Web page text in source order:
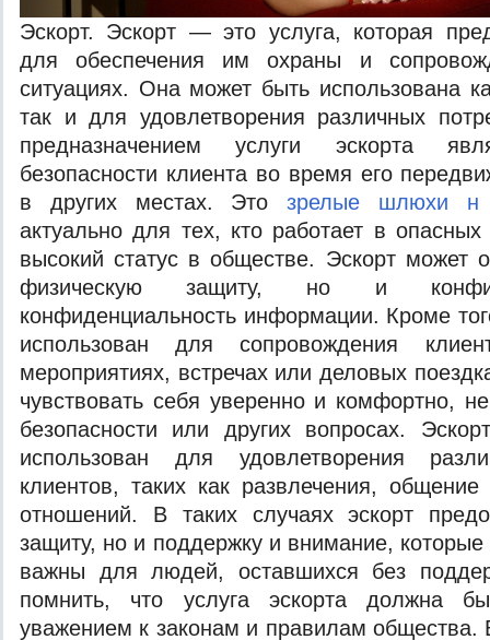
Эскорт. Эскорт — это услуга, которая
для обеспечения им охраны и
ситуациях. Она может быть использована
так и для удовлетворения различных
предназначением услуги эскорта
безопасности клиента во время его
в других местах. Это зрелые шлюхи н
актуально для тех, кто работает в
высокий статус в обществе. Эскорт может
физическую защиту, но и
конфиденциальность информации. Кроме
использован для сопровождения
мероприятиях, встречах или деловых
чувствовать себя уверенно и комфортно,
безопасности или других вопросах.
использован для удовлетворения
клиентов, таких как развлечения,
отношений. В таких случаях эскорт
защиту, но и поддержку и внимание, которые
важны для людей, оставшихся без
помнить, что услуга эскорта должна
уважением к законам и правилам общества.